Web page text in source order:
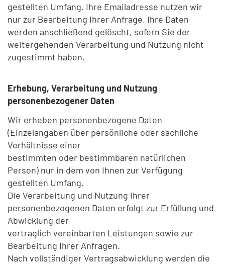
gestellten Umfang. Ihre Emailadresse nutzen wir
nur zur Bearbeitung Ihrer Anfrage. Ihre Daten
werden anschließend gelöscht, sofern Sie der
weitergehenden Verarbeitung und Nutzung nicht
zugestimmt haben.
Erhebung, Verarbeitung und Nutzung
personenbezogener Daten
Wir erheben personenbezogene Daten
(Einzelangaben über persönliche oder sachliche
Verhältnisse einer
bestimmten oder bestimmbaren natürlichen
Person) nur in dem von Ihnen zur Verfügung
gestellten Umfang.
Die Verarbeitung und Nutzung Ihrer
personenbezogenen Daten erfolgt zur Erfüllung und
Abwicklung der
vertraglich vereinbarten Leistungen sowie zur
Bearbeitung Ihrer Anfragen.
Nach vollständiger Vertragsabwicklung werden die